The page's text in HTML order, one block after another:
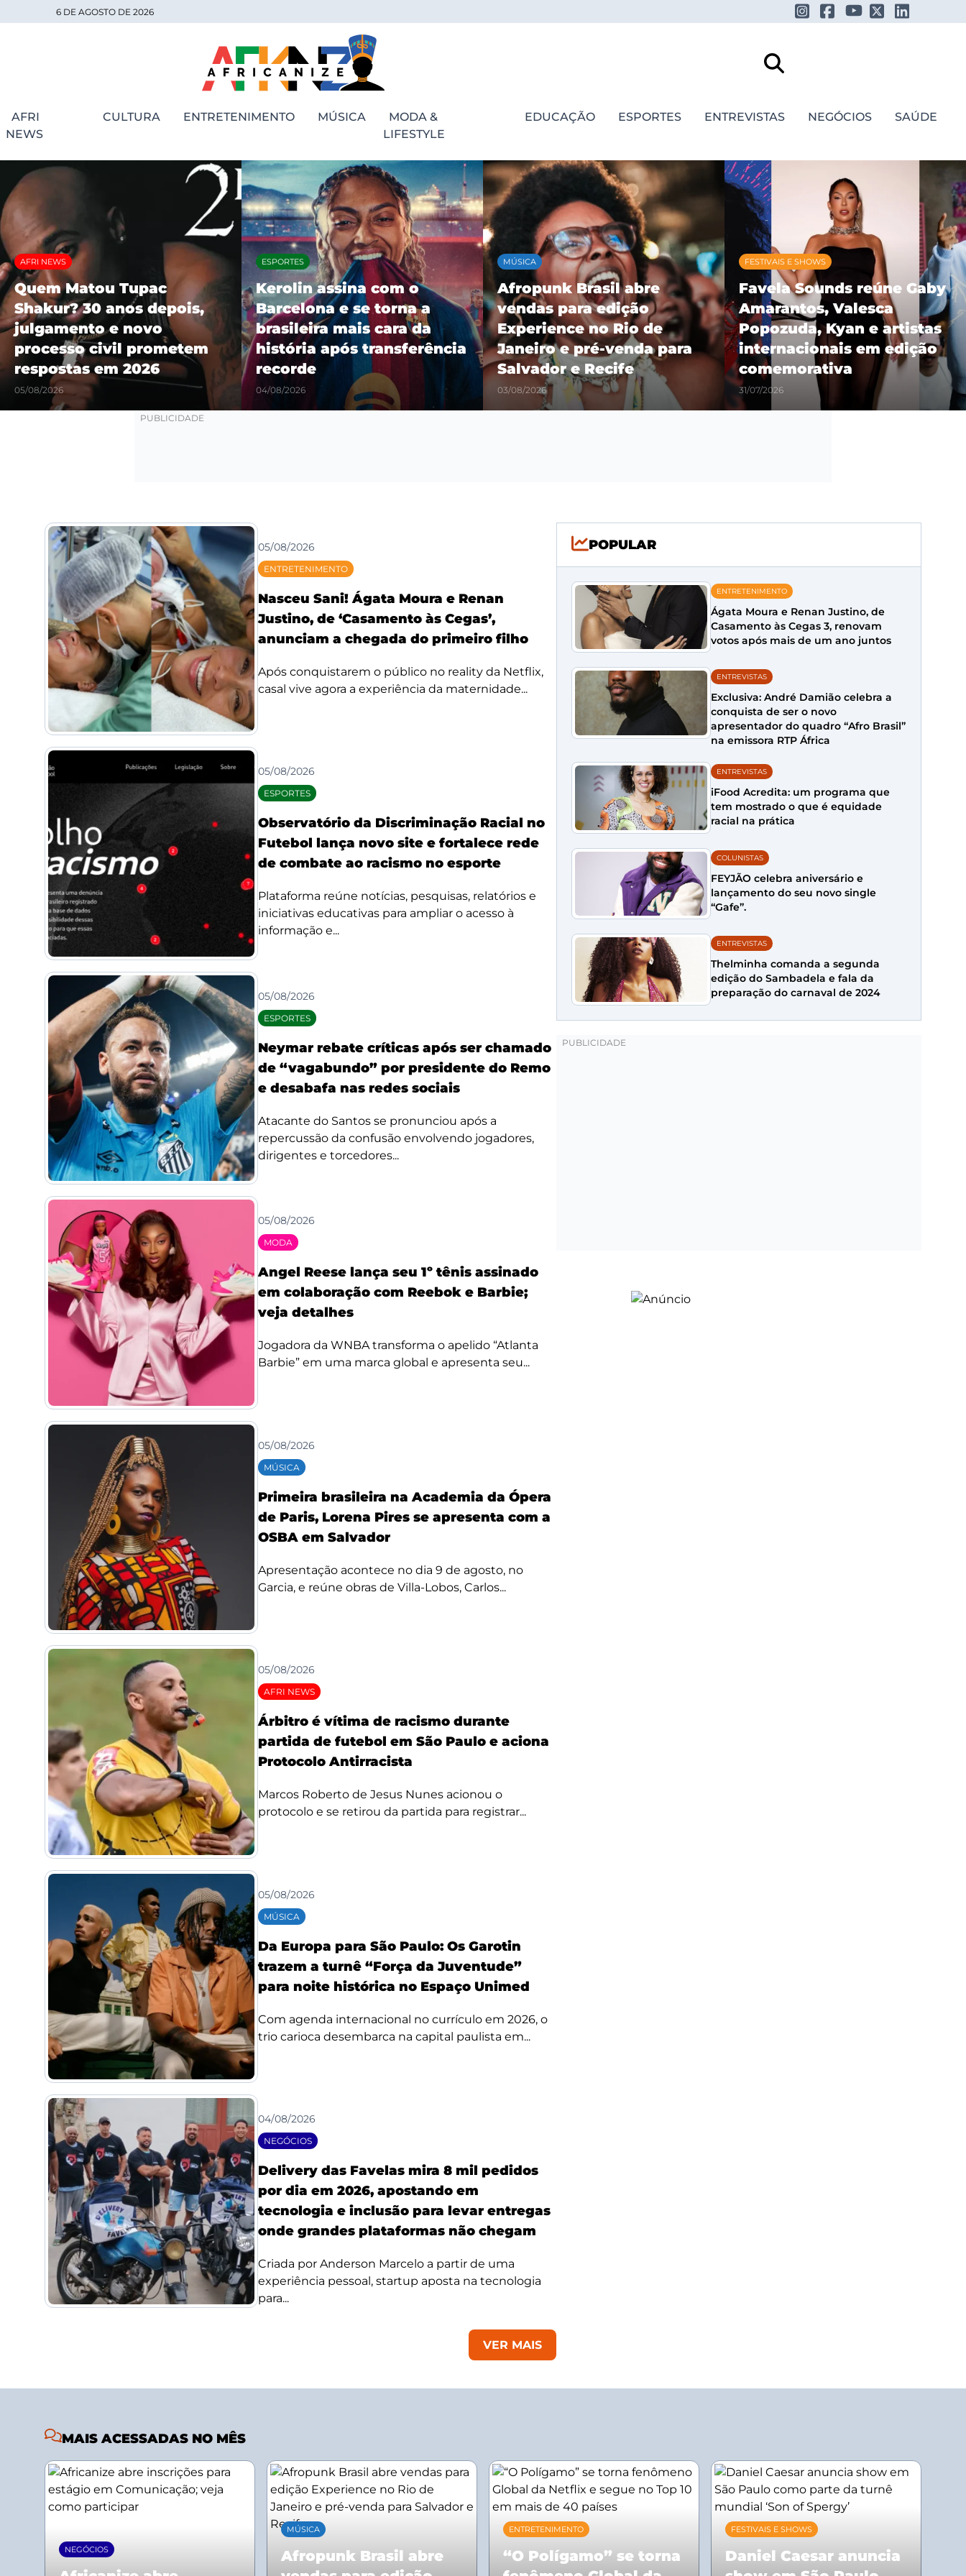
6 DE AGOSTO DE 2026
AFRI
NEWS
CULTURA ENTRETENIMENTO MÚSICA
MODA &
LIFESTYLE
EDUCAÇÃO ESPORTES ENTREVISTAS NEGÓCIOS SAÚDE
AFRI NEWS
Quem Matou Tupac
Shakur? 30 anos depois,
julgamento e novo
processo civil prometem
respostas em 2026
05/08/2026
ESPORTES
Kerolin assina com o
Barcelona e se torna a
brasileira mais cara da
história após transferência
recorde
04/08/2026
MÚSICA
Afropunk Brasil abre
vendas para edição
Experience no Rio de
Janeiro e pré-venda para
Salvador e Recife
03/08/2026
FESTIVAIS E SHOWS
Favela Sounds reúne Gaby
Amarantos, Valesca
Popozuda, Kyan e artistas
internacionais em edição
comemorativa
31/07/2026
05/08/2026
ENTRETENIMENTO
Nasceu Sani! Ágata Moura e Renan
Justino, de ‘Casamento às Cegas’,
anunciam a chegada do primeiro filho
Após conquistarem o público no reality da Netflix,
casal vive agora a experiência da maternidade...
05/08/2026
ESPORTES
Observatório da Discriminação Racial no
Futebol lança novo site e fortalece rede
de combate ao racismo no esporte
Plataforma reúne notícias, pesquisas, relatórios e
iniciativas educativas para ampliar o acesso à
informação e...
05/08/2026
ESPORTES
Neymar rebate críticas após ser chamado
de “vagabundo” por presidente do Remo
e desabafa nas redes sociais
Atacante do Santos se pronunciou após a
repercussão da confusão envolvendo jogadores,
dirigentes e torcedores...
05/08/2026
MODA
Angel Reese lança seu 1º tênis assinado
em colaboração com Reebok e Barbie;
veja detalhes
Jogadora da WNBA transforma o apelido “Atlanta
Barbie” em uma marca global e apresenta seu...
05/08/2026
MÚSICA
Primeira brasileira na Academia da Ópera
de Paris, Lorena Pires se apresenta com a
OSBA em Salvador
Apresentação acontece no dia 9 de agosto, no
Garcia, e reúne obras de Villa-Lobos, Carlos...
05/08/2026
AFRI NEWS
Árbitro é vítima de racismo durante
partida de futebol em São Paulo e aciona
Protocolo Antirracista
Marcos Roberto de Jesus Nunes acionou o
protocolo e se retirou da partida para registrar...
05/08/2026
MÚSICA
Da Europa para São Paulo: Os Garotin
trazem a turnê “Força da Juventude”
para noite histórica no Espaço Unimed
Com agenda internacional no currículo em 2026, o
trio carioca desembarca na capital paulista em...
04/08/2026
NEGÓCIOS
Delivery das Favelas mira 8 mil pedidos
por dia em 2026, apostando em
tecnologia e inclusão para levar entregas
onde grandes plataformas não chegam
Criada por Anderson Marcelo a partir de uma
experiência pessoal, startup aposta na tecnologia
para...
VER MAIS
POPULAR
ENTRETENIMENTO
Ágata Moura e Renan Justino, de
Casamento às Cegas 3, renovam
votos após mais de um ano juntos
ENTREVISTAS
Exclusiva: André Damião celebra a
conquista de ser o novo
apresentador do quadro “Afro Brasil”
na emissora RTP África
ENTREVISTAS
iFood Acredita: um programa que
tem mostrado o que é equidade
racial na prática
COLUNISTAS
FEYJÃO celebra aniversário e
lançamento do seu novo single
“Gafe”.
ENTREVISTAS
Thelminha comanda a segunda
edição do Sambadela e fala da
preparação do carnaval de 2024
MAIS ACESSADAS NO MÊS
NEGÓCIOS
MÚSICA
Afropunk Brasil abre
ENTRETENIMENTO
“O Polígamo” se torna
FESTIVAIS E SHOWS
Daniel Caesar anuncia